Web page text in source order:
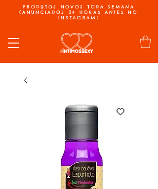
PRODUTOS NOVOS TODA SEMANA
(ANUNCIADOS 24 HORAS ANTES NO
INSTAGRAM)